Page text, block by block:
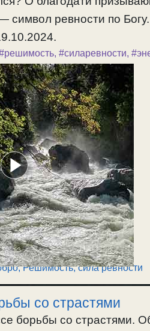
символ ревности по
, #силаревности,
,Решимость, сила ревности
со страстями
борьбы со страстями.